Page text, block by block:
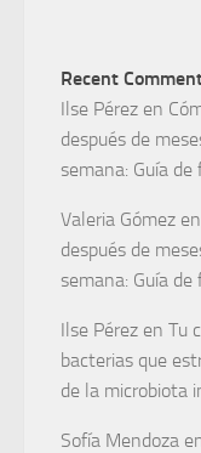
Recent
Ilse Pérez en
después de
semana: Guía
Valeria Gómez en
después de
semana: Guía
Ilse Pérez en Tu
bacterias que
de la microbiota
Sofía Mendoza